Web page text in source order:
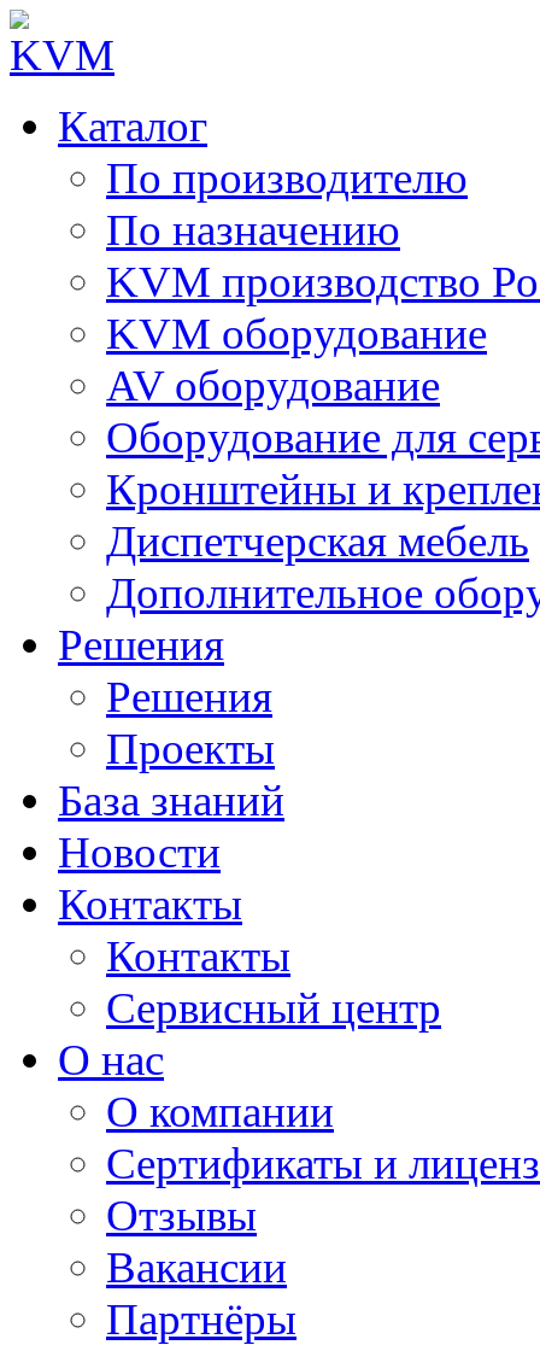
Каталог
По производителю
По назначению
KVM производство
KVM оборудование
AV оборудование
Оборудование для
Кронштейны и
Диспетчерская мебель
Дополнительное
Решения
Решения
Проекты
База знаний
Новости
Контакты
Контакты
Сервисный центр
О нас
О компании
Сертификаты и
Отзывы
Вакансии
Партнёры